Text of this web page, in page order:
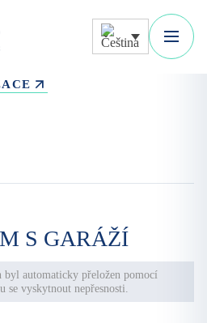
S GARÁŽÍ
byl automaticky přeložen pomocí
se vyskytnout nepřesnosti.